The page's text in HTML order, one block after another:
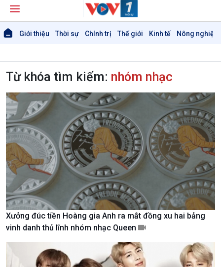
Giới thiệu Thời sự Chính trị Thế giới Kinh tế Nông nghiệp
Giới thiệu
Thời sự
Từ khóa tìm kiếm: nhóm nhạc
Xưởng đúc tiền Hoàng gia Anh ra mắt đồng xu hai bảng
vinh danh thủ lĩnh nhóm nhạc Queen